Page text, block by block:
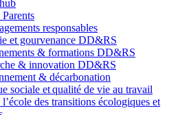
Parents
responsables
et gourvenance DD&RS
& formations DD&RS
& innovation DD&RS
& décarbonation
sociale et qualité de vie au travail
des transitions écologiques et